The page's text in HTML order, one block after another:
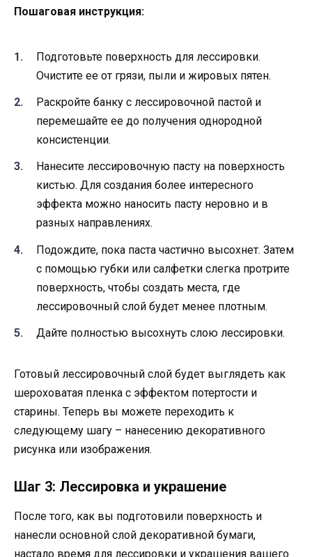
Пошаговая инструкция:
Подготовьте поверхность для лессировки.
Очистите ее от грязи, пыли и жировых пятен.
Раскройте банку с лессировочной пастой и
перемешайте ее до получения однородной
консистенции.
Нанесите лессировочную пасту на поверхность
кистью. Для создания более интересного
эффекта можно наносить пасту неровно и в
разных направлениях.
Подождите, пока паста частично высохнет. Затем
с помощью губки или салфетки слегка протрите
поверхность, чтобы создать места, где
лессировочный слой будет менее плотным.
Дайте полностью высохнуть слою лессировки.
Готовый лессировочный слой будет выглядеть как
шероховатая пленка с эффектом потертости и
старины. Теперь вы можете переходить к
следующему шагу – нанесению декоративного
рисунка или изображения.
Шаг 3: Лессировка и украшение
После того, как вы подготовили поверхность и
нанесли основной слой декоративной бумаги,
настало время для лессировки и украшения вашего